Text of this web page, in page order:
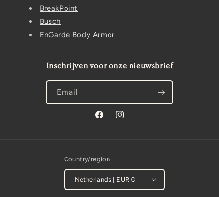
BreakPoint
Busch
EnGarde Body Armor
Inschrijven voor onze nieuwsbrief
Email
FacebookInstagram
Country/region
Netherlands | EUR €